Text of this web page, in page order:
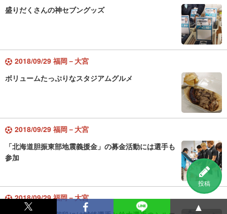
投稿
盛りだくさんの神セブングッズ
2018/09/29 福岡－大宮
ボリュームたっぷりなスタジアムグルメ
2018/09/29 福岡－大宮
「北海道胆振東部地震義援金」の募金活動には選手も
参加
2018/09/29 福岡－大宮
▲